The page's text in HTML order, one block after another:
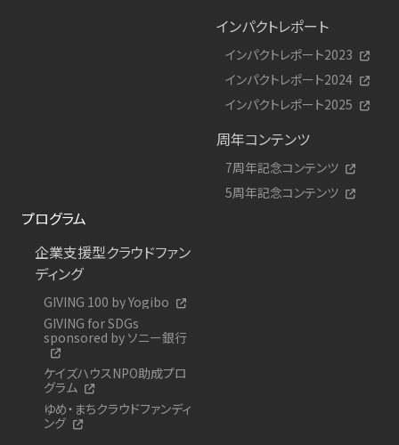
インパクトレポート
インパクトレポート2023
インパクトレポート2024
インパクトレポート2025
周年コンテンツ
7周年記念コンテンツ
5周年記念コンテンツ
プログラム
企業支援型クラウドファン
ディング
GIVING 100 by Yogibo
GIVING for SDGs
sponsored by ソニー銀行
ケイズハウスNPO助成プロ
グラム
ゆめ・まちクラウドファンディ
ング